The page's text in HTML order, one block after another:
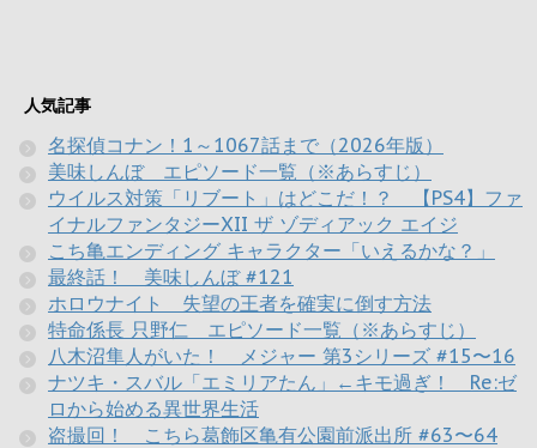
人気記事
名探偵コナン！1～1067話まで（2026年版）
美味しんぼ エピソード一覧（※あらすじ）
ウイルス対策「リブート」はどこだ！？ 【PS4】ファ
イナルファンタジーXII ザ ゾディアック エイジ
こち亀エンディング キャラクター「いえるかな？」
最終話！ 美味しんぼ #121
ホロウナイト 失望の王者を確実に倒す方法
特命係長 只野仁 エピソード一覧（※あらすじ）
八木沼隼人がいた！ メジャー 第3シリーズ #15〜16
ナツキ・スバル「エミリアたん」←キモ過ぎ！ Re:ゼ
ロから始める異世界生活
盗撮回！ こちら葛飾区亀有公園前派出所 #63〜64